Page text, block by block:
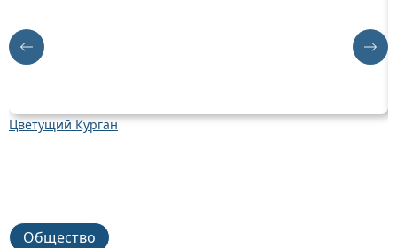
Цветущий Курган
Общество